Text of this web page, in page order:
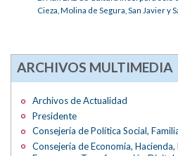
Cieza, Molina de Segura, San Javier y
ARCHIVOS MULTIMEDIA
Archivos de Actualidad
Presidente
Consejería de Política Social,
Consejería de Economía,